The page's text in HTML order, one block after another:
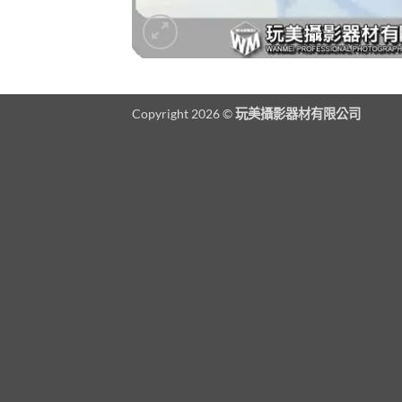
Copyright 2026 ©玩美攝影器材有限公司